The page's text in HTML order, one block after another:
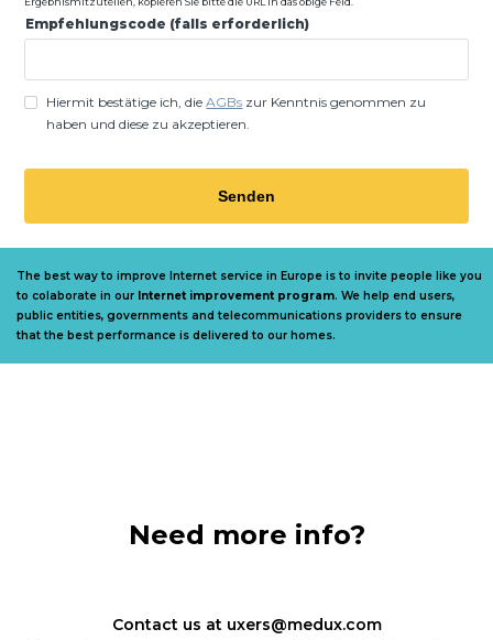
Empfehlungscode (falls erforderlich)
Hiermit bestätige ich, dieAGBs zur Kenntnis genommen zu
haben und diese zu akzeptieren.
The best way to improve Internet service in Europe is to invite people like you
to colaborate in our Internet improvement program. We help end users,
public entities, governments and telecommunications providers to ensure
that the best performance is delivered to our homes.
Need more info?
Contact us at uxers@medux.com